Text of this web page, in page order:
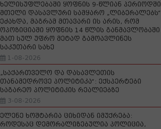
ხელისუფლებაში ყოფნის 9-წლიან პერიოდში
მთელი დასავლური სამყარო „ლიბერალებს“
ეძახდა, მაგრამ მთავარი ის არის, რომ
ოპოზიციაში ყოფნის 14 წლის განმავლობაში
მათ სულ უფრო მეტად გამოავლინეს
საკუთარი სახე
1-08-2026
„საქართველო და დასავლეთის
თანამედროვე პოლიტიკა“: ექსპერტები
საგარეო პოლიტიკის რეალიებზე
3-08-2026
ელენე ხოშტარია ციხიდან იმუქრება:
როდესაც დემორალიზებულია პოლიცია,